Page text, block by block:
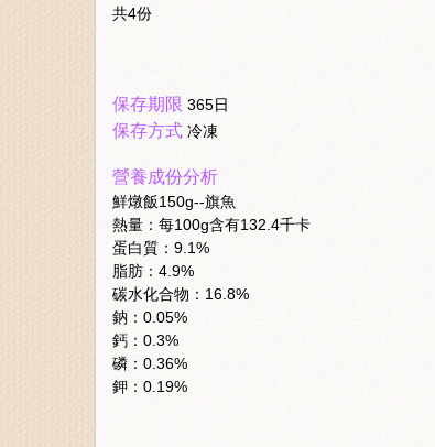
共4份
保存期限 365日
保存方式 冷凍
營養成份分析
鮮燉飯150g--旗魚
熱量：每100g含有132.4千卡
蛋白質：9.1%
脂肪：4.9%
碳水化合物：16.8%
鈉：0.05%
鈣：0.3%
磷：0.36%
鉀：0.19%